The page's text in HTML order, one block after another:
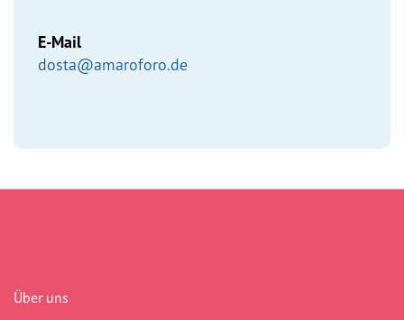
n
E-Mail
dosta@amaroforo.de
Über uns